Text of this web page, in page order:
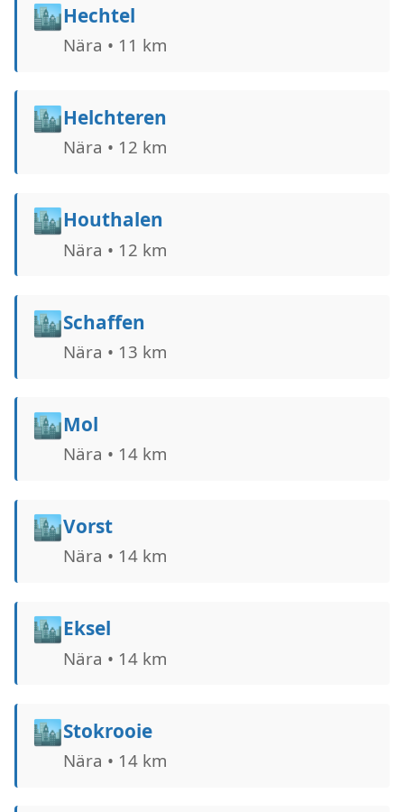
🏙️Hechtel
Nära • 11 km
🏙️Helchteren
Nära • 12 km
🏙️Houthalen
Nära • 12 km
🏙️Schaffen
Nära • 13 km
🏙️Mol
Nära • 14 km
🏙️Vorst
Nära • 14 km
🏙️Eksel
Nära • 14 km
🏙️Stokrooie
Nära • 14 km